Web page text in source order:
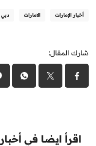
أخبار الإمارات الامارات دبي
شارك المقال:
اقرأ ايضا في أخبار